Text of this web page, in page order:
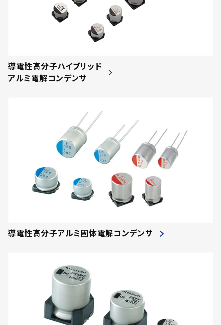
導電性高分子ハイブリッド
アルミ電解コンデンサ
導電性高分子アルミ固体電解コンデンサ